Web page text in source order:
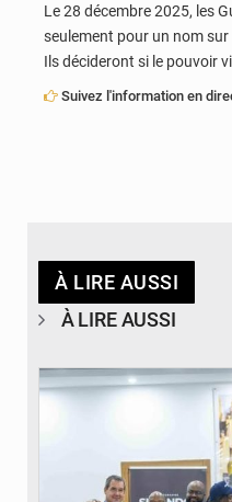
Le 28 décembre 2025, les
seulement pour un nom
Ils décideront si le pouvoir
Suivez l'information en
À LIRE AUSSI
À LIRE AUSSI